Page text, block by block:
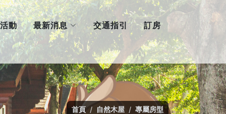
動 最新消息 交通指引 訂房
首頁 自然木屋 專屬房型